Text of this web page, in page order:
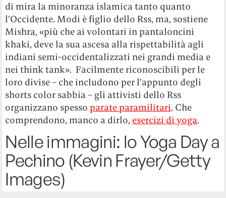
di mira la minoranza islamica tanto quanto
l’Occidente. Modi è figlio dello Rss, ma, sostiene
Mishra, «più che ai volontari in pantaloncini
khaki, deve la sua ascesa alla rispettabilità agli
indiani semi-occidentalizzati nei grandi media e
nei think tank». Facilmente riconoscibili per le
loro divise – che includono per l’appunto degli
shorts color sabbia – gli attivisti dello Rss
organizzano spessoparate paramilitari. Che
comprendono, manco a dirlo, esercizi di yoga.
Nelle immagini: lo Yoga Day a
Pechino (Kevin Frayer/Getty
Images)